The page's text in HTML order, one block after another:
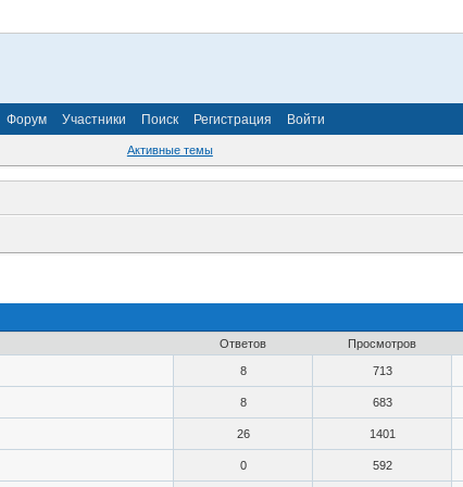
Форум Участники Поиск Регистрация Войти
Активные темы
Ответов Просмотров
8 713
8 683
26 1401
0 592